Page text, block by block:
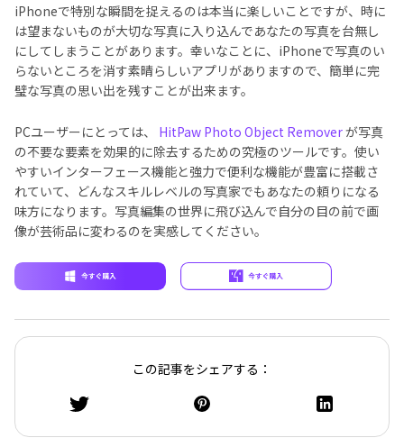
iPhoneで特別な瞬間を捉えるのは本当に楽しいことですが、時に
は望まないものが大切な写真に入り込んであなたの写真を台無し
にしてしまうことがあります。幸いなことに、iPhoneで写真のい
らないところを消す素晴らしいアプリがありますので、簡単に完
璧な写真の思い出を残すことが出来ます。
PCユーザーにとっては、 HitPaw Photo Object Removerが写真
の不要な要素を効果的に除去するための究極のツールです。使い
やすいインターフェース機能と強力で便利な機能が豊富に搭載さ
れていて、どんなスキルレベルの写真家でもあなたの頼りになる
味方になります。写真編集の世界に飛び込んで自分の目の前で画
像が芸術品に変わるのを実感してください。
この記事をシェアする：